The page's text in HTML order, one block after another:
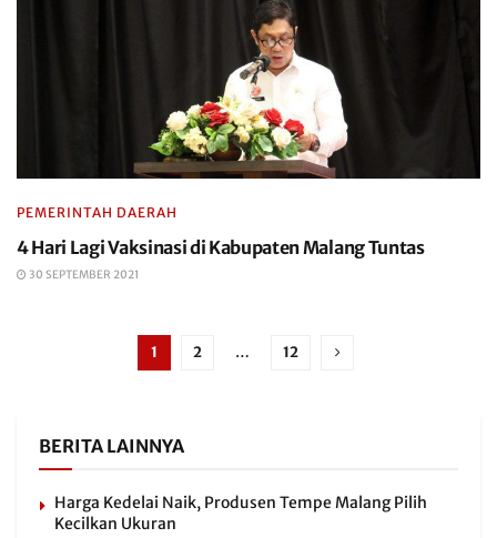
PEMERINTAH DAERAH
4 Hari Lagi Vaksinasi di Kabupaten Malang Tuntas
30 SEPTEMBER 2021
1 2 … 12
BERITA LAINNYA
Harga Kedelai Naik, Produsen Tempe Malang Pilih
Kecilkan Ukuran